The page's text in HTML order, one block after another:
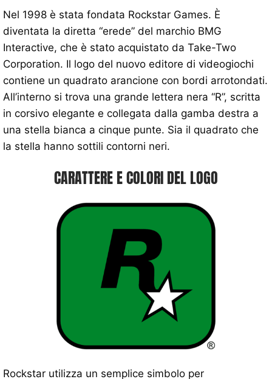
Nel 1998 è stata fondata Rockstar Games. È
diventata la diretta “erede” del marchio BMG
Interactive, che è stato acquistato da Take-Two
Corporation. Il logo del nuovo editore di videogiochi
contiene un quadrato arancione con bordi arrotondati.
All’interno si trova una grande lettera nera “R”, scritta
in corsivo elegante e collegata dalla gamba destra a
una stella bianca a cinque punte. Sia il quadrato che
la stella hanno sottili contorni neri.
CARATTERE E COLORI DEL LOGO
Rockstar utilizza un semplice simbolo per